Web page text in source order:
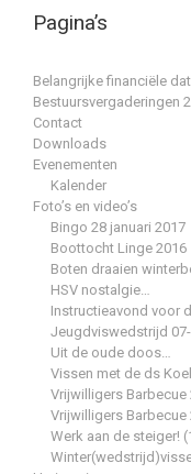
Pagina’s
Belangrijke financiële
Bestuursvergaderingen
Contact
Downloads
Evenementen
Kalender
Foto’s en video’s
Bingo 28 januari 2017
Boottocht Linge 2016
Boten draaien
HSV nostalgie…
Instructieavond voor
Jeugdviswedstrijd
Uit de oude doos…
Vissen met de ds
Vrijwilligers Barbecue
Vrijwilligers Barbecue
Werk aan de steiger!